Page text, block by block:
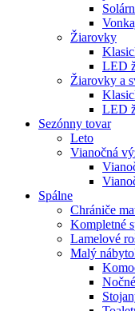
Žiarovky
LED
Žiarovky a
LED
Sezónny tovar
Leto
Vianočná
Spálne
Chrániče
Kompletné
Lamelové
Malý